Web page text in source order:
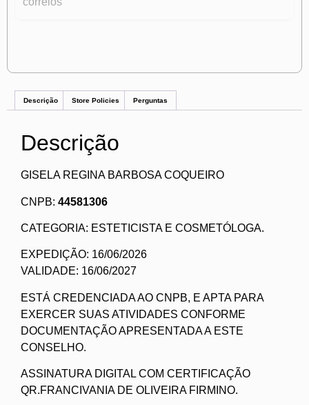
Descrição Store Policies Perguntas
Descrição
GISELA REGINA BARBOSA COQUEIRO
CNPB: 44581306
CATEGORIA: ESTETICISTA E COSMETÓLOGA.
EXPEDIÇÃO: 16/06/2026
VALIDADE: 16/06/2027
ESTÁ CREDENCIADA AO CNPB, E APTA PARA
EXERCER SUAS ATIVIDADES CONFORME
DOCUMENTAÇÃO APRESENTADA A ESTE
CONSELHO.
ASSINATURA DIGITAL COM CERTIFICAÇÃO
QR.FRANCIVANIA DE OLIVEIRA FIRMINO.